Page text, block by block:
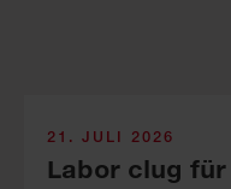
21. JULI 2026
Labor clug